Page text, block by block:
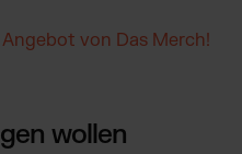
von Das Merch!
wollen